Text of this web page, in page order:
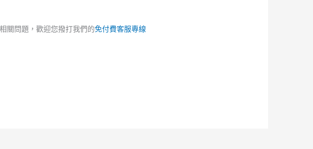
關問題，歡迎您撥打我們的免付費客服專線